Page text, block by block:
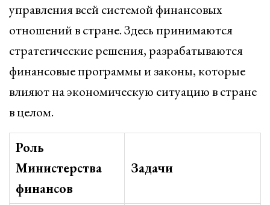
управления всей системой финансовых
отношений в стране. Здесь принимаются
стратегические решения, разрабатываются
финансовые программы и законы, которые
влияют на экономическую ситуацию в стране
в целом.
Роль
Министерства
финансов
Задачи